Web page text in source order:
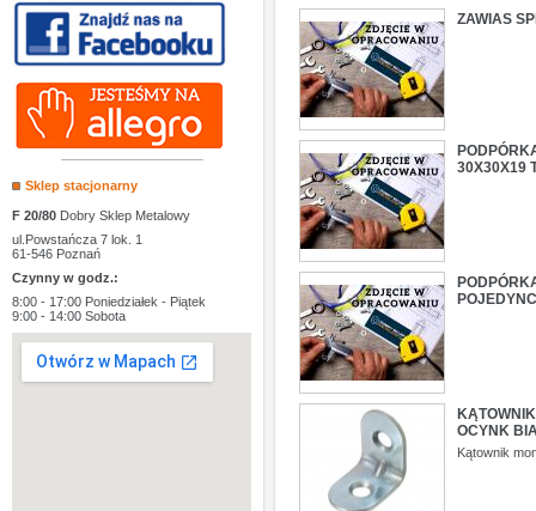
Sklep stacjonarny
F 20/80 Dobry Sklep Metalowy
ul.Powstańcza 7 lok. 1
61-546 Poznań
Czynny w godz.:
8:00 - 17:00 Poniedziałek - Piątek
9:00 - 14:00 Sobota
ZAWIAS
30X30X19
OCYNK
Kątownik